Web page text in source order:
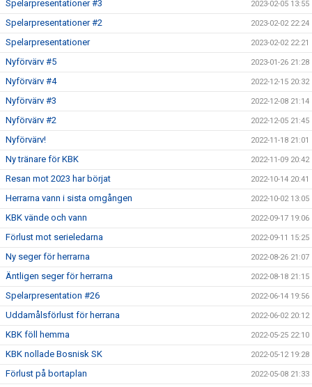
Spelarpresentationer #3 2023-02-05 13:55
Spelarpresentationer #2 2023-02-02 22:24
Spelarpresentationer 2023-02-02 22:21
Nyförvärv #5 2023-01-26 21:28
Nyförvärv #4 2022-12-15 20:32
Nyförvärv #3 2022-12-08 21:14
Nyförvärv #2 2022-12-05 21:45
Nyförvärv! 2022-11-18 21:01
Ny tränare för KBK 2022-11-09 20:42
Resan mot 2023 har börjat 2022-10-14 20:41
Herrarna vann i sista omgången 2022-10-02 13:05
KBK vände och vann 2022-09-17 19:06
Förlust mot serieledarna 2022-09-11 15:25
Ny seger för herrarna 2022-08-26 21:07
Äntligen seger för herrarna 2022-08-18 21:15
Spelarpresentation #26 2022-06-14 19:56
Uddamålsförlust för herrana 2022-06-02 20:12
KBK föll hemma 2022-05-25 22:10
KBK nollade Bosnisk SK 2022-05-12 19:28
Förlust på bortaplan 2022-05-08 21:33